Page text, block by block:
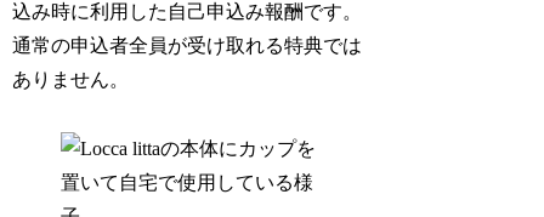
込み時に利用した自己申込み報酬です。
通常の申込者全員が受け取れる特典では
ありません。